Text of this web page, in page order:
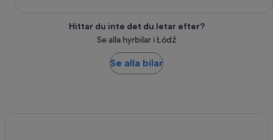
Hittar du inte det du letar efter?
Se alla hyrbilar i Łódź
Se alla bilar